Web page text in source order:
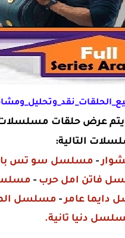
التالية:
- مسلسل سو تس
فاتن امل حرب -
دايما عامر- مسلسل
دنيا تانية.